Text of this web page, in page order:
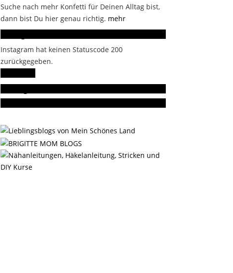
Suche nach mehr Konfetti für Deinen Alltag bist,
dann bist Du hier genau richtig. mehr
Instagram hat keinen Statuscode 200
zurückgegeben.